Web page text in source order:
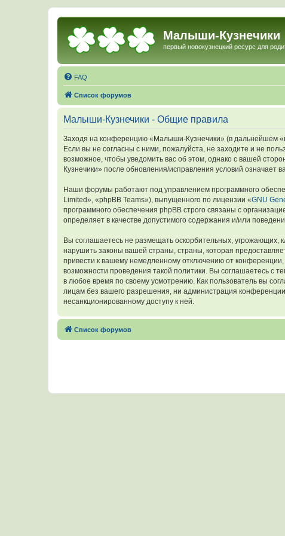
Малыши-Кузнечики
первый новокузнецкий ресурс для
FAQ
Список форумов
Малыши-Кузнечики - Общие правила
Заходя на конференцию «Малыши-Кузнечики» (в дальнейшем
Если вы не согласны с ними, пожалуйста, не заходите и не
возможное, чтобы уведомить вас об этом, однако с вашей
Кузнечики» после обновления/исправления условий означает
Наши форумы работают под управлением программного
Limited», «phpBB Teams»), выпущенного по лицензии «GNU
программного обеспечения phpBB строго связаны с
определяет в качестве допустимого содержания и/или
Вы соглашаетесь не размещать оскорбительных, угрожающих,
нарушить законы вашей страны, страны, которая
привести к вашему немедленному отключению от
возможности проведения такой политики. Вы соглашаетесь с
в любое время по своему усмотрению. Как пользователь вы
лицам без вашего разрешения, ни администрация
несанкционированному доступу к ней.
Список форумов